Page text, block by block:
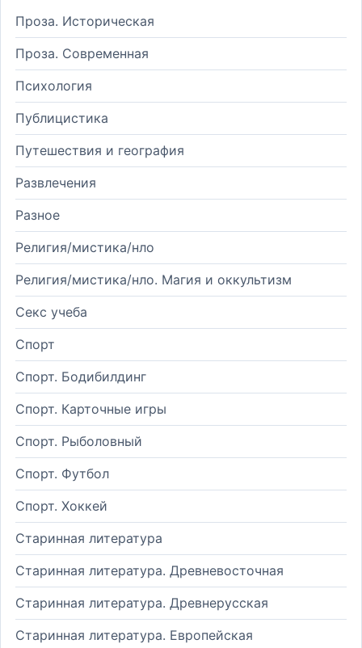
Проза. Историческая
Проза. Современная
Психология
Публицистика
Путешествия и география
Развлечения
Разное
Религия/мистика/нло
Религия/мистика/нло. Магия и оккультизм
Секс учеба
Спорт
Спорт. Бодибилдинг
Спорт. Карточные игры
Спорт. Рыболовный
Спорт. Футбол
Спорт. Хоккей
Старинная литература
Старинная литература. Древневосточная
Старинная литература. Древнерусская
Старинная литература. Европейская